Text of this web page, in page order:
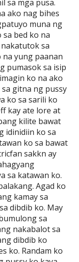
sa mga pusa.
ako nag bihes
muna ng
bed ko na
sa
yung paanan
pumasok sa isip
ko na ako
gitna ng pussy
ko sa sarili ko
kay ate lore at
kilite bawat
idinidiin ko sa
ko sa bawat
sakkn ay
sa katawan ko.
Agad ko
kamay sa
dibdib ko. May
sa
nakabalot sa
dibdib ko
ko. Randam ko